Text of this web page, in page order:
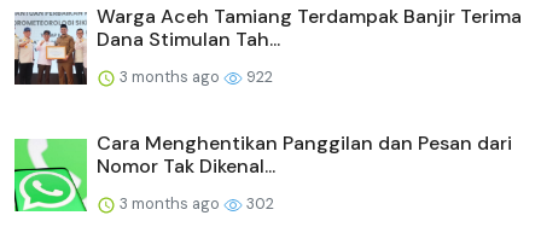
Warga Aceh Tamiang Terdampak Banjir Terima
Dana Stimulan Tah...
3 months ago 922
Cara Menghentikan Panggilan dan Pesan dari
Nomor Tak Dikenal...
3 months ago 302